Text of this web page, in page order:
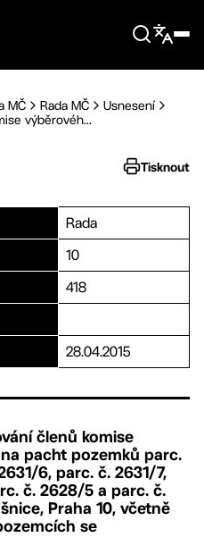
MČ Rada MČ
Usnesení
výběrovéh...
Tisknout
Rada
10
418
28.04.2015
členů komise
pacht pozemků parc.
6, parc. č. 2631/7,
č. 2628/5 a parc. č.
Praha 10, včetně
se